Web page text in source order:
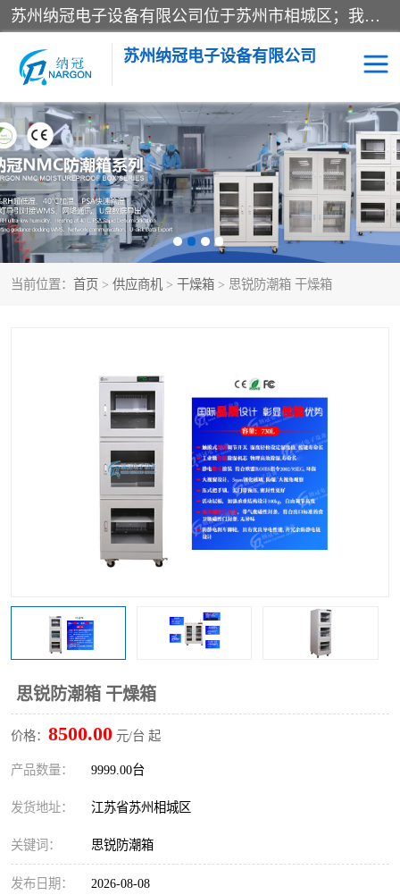
苏州纳冠电子设备有限公司位于苏州市相城区；我司依托国外先进技术结合国内用户的需求，为客户提供具有WMS功能的超低湿快速除湿电子防潮，压缩空气连续干燥柜、智能物料管理氮气储物柜、自制氮氮气柜、防潮氮气组合柜、不锈钢洁净氮气柜、洁净储物柜、石墨舟柜、亮灯导引丝网板存储柜、PCB柔性板气密干燥柜等
苏州纳冠电子设备有限公司
当前位置： 首页 > 供应商机 > 干燥箱 > 思锐防潮箱 干燥箱
思锐防潮箱 干燥箱
价格： 8500.00 元/台 起
产品数量： 9999.00台
发货地址： 江苏省苏州相城区
关键词： 思锐防潮箱
发布日期： 2026-08-08
电子防潮箱 氮气柜
智能料架 干燥箱